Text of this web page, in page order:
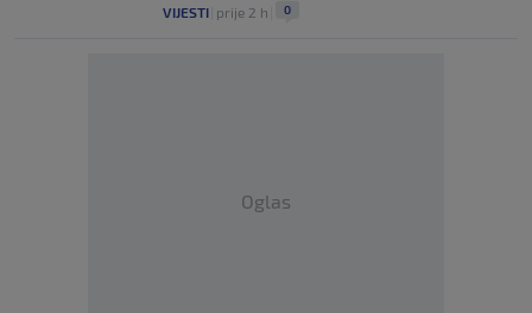
VIJESTI prije 2 h 0
Oglas